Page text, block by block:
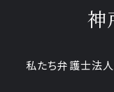
神
私たち弁護士法